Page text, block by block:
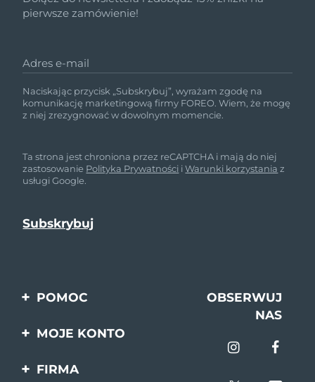
pierwsze zamówienie!
Adres e-mail
Naciskając przycisk „Subskrybuj”, wyrażam zgodę na
komunikację marketingową firmy FOREO. Wiem, że mogę
z niej zrezygnować w dowolnym momencie.
Ta strona jest chroniona przez reCAPTCHA i mają do niej
zastosowanie Polityka Prywatności iWarunki korzystania z
usługi Google.
POMOC
Kontakt
OBSERWUJ
NAS
MOJE KONTO
FIRMA